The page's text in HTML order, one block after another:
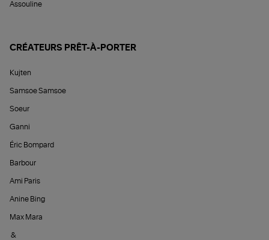
Assouline
CRÉATEURS PRÊT-À-PORTER
Kujten
Samsoe Samsoe
Soeur
Ganni
Éric Bompard
Barbour
Ami Paris
Anine Bing
Max Mara
&